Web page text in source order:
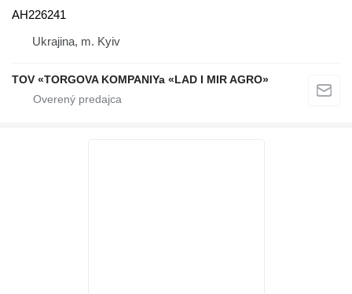
AH226241
Ukrajina, m. Kyiv
TOV «TORGOVA KOMPANIYa «LAD I MIR AGRO»